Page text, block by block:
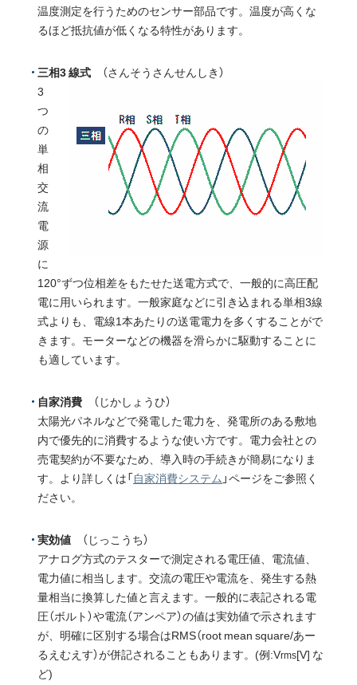
温度測定を行うためのセンサー部品です。温度が高くな
るほど抵抗値が低くなる特性があります。
三相3 線式 （さんそうさんせんしき）
3
つ
の
単
相
交
流
電
源
に
120°ずつ位相差をもたせた送電方式で、一般的に高圧配
電に用いられます。一般家庭などに引き込まれる単相3線
式よりも、電線1本あたりの送電電力を多くすることがで
きます。モーターなどの機器を滑らかに駆動することに
も適しています。
自家消費 （じかしょうひ）
太陽光パネルなどで発電した電力を、発電所のある敷地
内で優先的に消費するような使い方です。電力会社との
売電契約が不要なため、導入時の手続きが簡易になりま
す。より詳しくは「自家消費システム 」ページをご参照く
ださい。
実効値 （じっこうち）
アナログ方式のテスターで測定される電圧値、電流値、
電力値に相当します。交流の電圧や電流を、発生する熱
量相当に換算した値と言えます。一般的に表記される電
圧（ボルト）や電流（アンペア）の値は実効値で示されます
が、明確に区別する場合はRMS（root mean square/あー
るえむえす）が併記されることもあります。(例:Vrms[V] な
ど)